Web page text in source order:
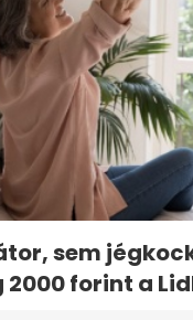
sem
2000 forint a